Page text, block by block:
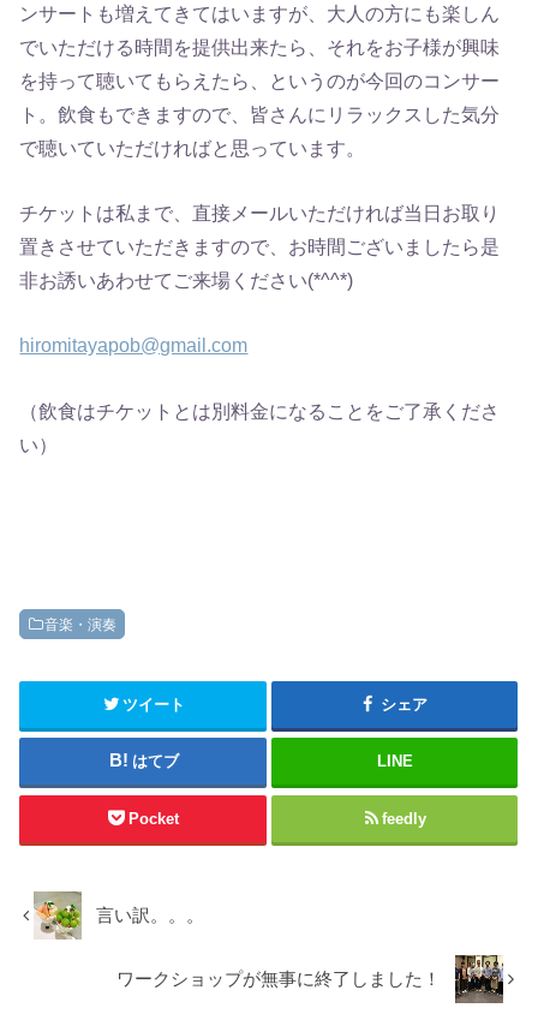
ンサートも増えてきてはいますが、大人の方にも楽しん
でいただける時間を提供出来たら、それをお子様が興味
を持って聴いてもらえたら、というのが今回のコンサー
ト。飲食もできますので、皆さんにリラックスした気分
で聴いていただければと思っています。
チケットは私まで、直接メールいただければ当日お取り
置きさせていただきますので、お時間ございましたら是
非お誘いあわせてご来場ください(*^^*)
hiromitayapob@gmail.com
（飲食はチケットとは別料金になることをご了承くださ
い）
音楽・演奏
ツイート シェア
はてブ LINE
Pocket feedly
言い訳。。。
ワークショップが無事に終了しました！